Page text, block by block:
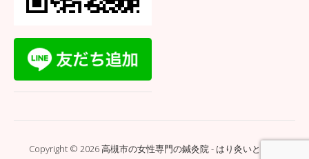
Copyright © 2026 高槻市の女性専門の鍼灸院 - はり灸いとぐち.